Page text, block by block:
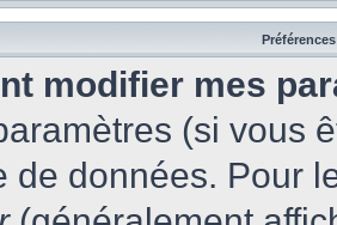
modifier mes
(si vous
de données. Pour